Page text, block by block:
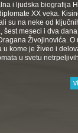
i ljudska biografija
XX veka.
su na neke od
šest meseci i dva
Živojinovića. O
kome je živeo i
u svetu